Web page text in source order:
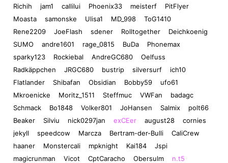
Richih
jam1 callilui Phoenix33 meisterf
PitFlyer
Moasta
samonske Ulisa1 MD_998
ToG1410
Rene2209
JoeFlash sdener Rolltogether
Deichkoenig
SUMO
andre1601 rage_0815 BuDa
Phonemax
sparky123
Rockiebal AndreGC680
Oelfuss
Radkäppchen
JRGC680 bustrip silversurf
ich10
Flatlander
Shibafan Obsidian Bobby59
ufo61
Mkroenicke
Moritz_1511 Steffmuc VWFan
badagc
Schmack
Bo1848 Volker801 JoHansen Salmix
polt66
Beaker
Silviu nick0297jan exCEer august28
cornies
jekyll
speedcow Marcza Bertram-der-Bulli
CaliCrew
haaner
Monstercali mpknight Kai184
Jspi
magicrunman
Vicot CptCaracho Obersulm
n.t5